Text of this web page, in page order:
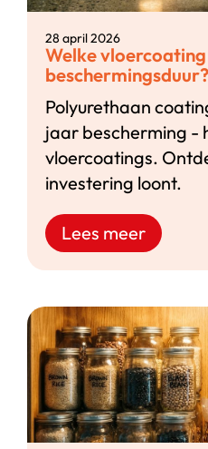
28 april 2026
Welke
beschermingsduur?
Polyurethaan
jaar bescherming -
vloercoatings.
investering loont.
Lees meer